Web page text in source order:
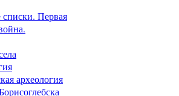
Первая
археология